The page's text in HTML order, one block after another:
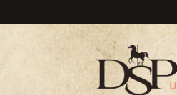
au
contenu